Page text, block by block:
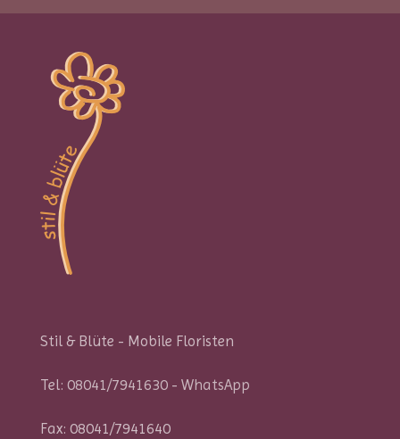
Stil & Blüte - Mobile Floristen
Tel: 08041/7941630- WhatsApp
Fax: 08041/7941640